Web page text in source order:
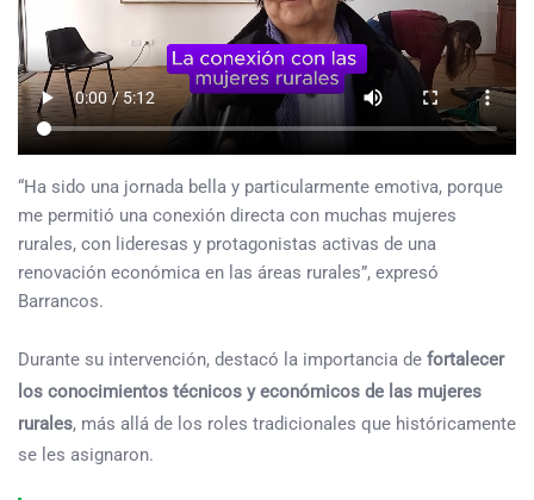
“Ha sido una jornada bella y particularmente emotiva, porque
me permitió una conexión directa con muchas mujeres
rurales, con lideresas y protagonistas activas de una
renovación económica en las áreas rurales”, expresó
Barrancos.
Durante su intervención, destacó la importancia de fortalecer
los conocimientos técnicos y económicos de las mujeres
rurales, más allá de los roles tradicionales que históricamente
se les asignaron.